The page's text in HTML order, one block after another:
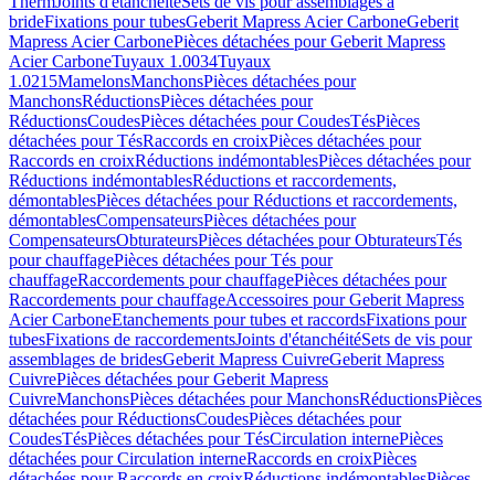
brideFixations pour tubesGeberit Mapress Acier CarboneGeberit
Mapress Acier CarbonePièces détachées pour Geberit Mapress
Acier CarboneTuyaux 1.0034Tuyaux
1.0215MamelonsManchonsPièces détachées pour
ManchonsRéductionsPièces détachées pour
RéductionsCoudesPièces détachées pour CoudesTésPièces
détachées pour TésRaccords en croixPièces détachées pour
Raccords en croixRéductions indémontablesPièces détachées pour
Réductions indémontablesRéductions et raccordements,
démontablesPièces détachées pour Réductions et raccordements,
démontablesCompensateursPièces détachées pour
CompensateursObturateursPièces détachées pour ObturateursTés
pour chauffagePièces détachées pour Tés pour
chauffageRaccordements pour chauffagePièces détachées pour
Raccordements pour chauffageAccessoires pour Geberit Mapress
Acier CarboneEtanchements pour tubes et raccordsFixations pour
tubesFixations de raccordementsJoints d'étanchéitéSets de vis pour
assemblages de bridesGeberit Mapress CuivreGeberit Mapress
CuivrePièces détachées pour Geberit Mapress
CuivreManchonsPièces détachées pour ManchonsRéductionsPièces
détachées pour RéductionsCoudesPièces détachées pour
CoudesTésPièces détachées pour TésCirculation internePièces
détachées pour Circulation interneRaccords en croixPièces